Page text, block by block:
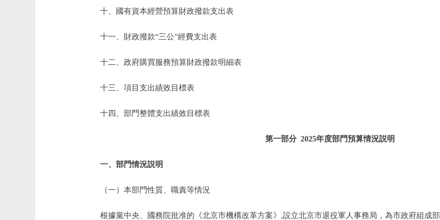
十、國有資本經營預算財政撥款支出表
十一、財政撥款“三公”經費支出表
十二、政府購買服務預算財政撥款明細表
十三、項目支出績效目標表
十四、部門整體支出績效目標表
第一部分 2025年度部門預算情況説明
一、部門情況説明
（一）本部門性質、職責等情況
根據黨中央、國務院批准的《北京市機構改革方案》,設立北京市退役軍人事務局，為市政府組成